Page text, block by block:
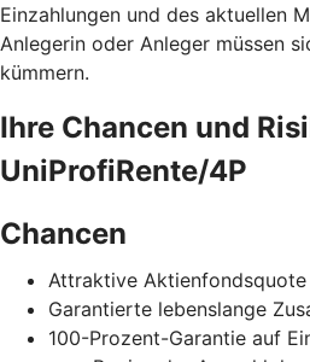
Einzahlungen und des aktuellen
Anlegerin oder Anleger müssen
kümmern.
Ihre Chancen und
UniProfiRente/4P
Chancen
Attraktive
Garantierte lebenslange
100-Prozent-Garantie auf